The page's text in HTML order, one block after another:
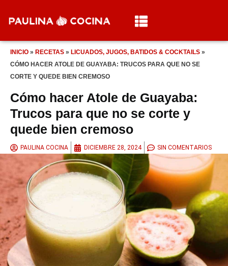
INICIO » RECETAS » LICUADOS, JUGOS, BATIDOS & COCKTAILS »
CÓMO HACER ATOLE DE GUAYABA: TRUCOS PARA QUE NO SE
CORTE Y QUEDE BIEN CREMOSO
Cómo hacer Atole de Guayaba:
Trucos para que no se corte y
quede bien cremoso
PAULINA COCINA DICIEMBRE 28, 2024 SIN COMENTARIOS